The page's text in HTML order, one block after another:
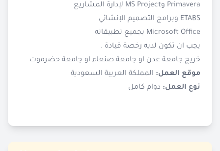
Primavera وMS Project لإدارة المشاريع
ETABS وبرامج التصميم الإنشائي
Microsoft Office بجميع تطبيقاته
يجب ان تكون لديه رخصة قيادة .
خريج جامعة عدن او جامعة صنعاء او جامعة حضرموت
موقع العمل: المملكة العربية السعودية
نوع العمل: دوام كامل